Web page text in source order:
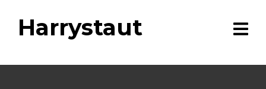
Harrystaut